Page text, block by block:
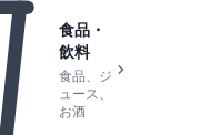
食品・
飲料
食品、ジ
ュース、
お酒